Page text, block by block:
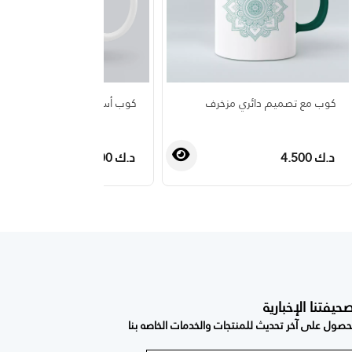
كوب مع تصميم دائري مزخرف
د.ك 4.500
كوب أساطير الأنمي
د.ك 3.500
الإخبارية
على آخر تحديث للمنتجات والخدمات الخاصه بنا